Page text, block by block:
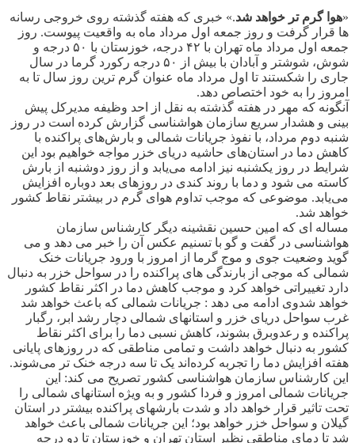
«هوا گرم تر خواهد شد.» خبری که هفته گذشته روی خروجی رسانه
ها قرار گرفت و روز جمعه اول مرداد ماه به واقعیت پیوست. روز
جمعه اول مرداد ماه تهران با ۴۲ درجه،
خوزستان با ۵۰ درجه و
شوش، شوشتر و آبادان با بیش از ۵۰ درجه رکورد گرما در سال
جاری را شکستند تا اول مرداد ماه عنوان گرم ترین روز سال تا به
امروز را به خود اختصاص دهد.
آنگونه که مهر در هفته گذشته به نقل از احد وظیفه مدیرکل پیش
بینی و هشدار سریع سازمان هواشناسی گزارش کرده است در روز
شنبه دوم مرداد، با نفوذ جریانات شمالی و بارش‌های پراکنده با
کاهش دما در استان‌های حاشیه دریای خزر مواجه خواهیم بود این
شرایط در روز یکشنبه نیز ادامه می‌یابد و از روز دوشنبه از بارش
کاسته می شود و دما با روند کندی در روزهای بعد دوباره افزایش
می‌یابد. موضوعی که موجب تداوم هوای گرم در بیشتر نقاط کشور
خواهد شد.
مساله ای که امین حسین نقشینه دیگر کارشناس سازمان
هواشناسی در گفت و گو با تسنیم عکس آن را خبر می دهد و می
گوید وضعیت جوی و موج گرما از امروز با ورود جریانات خنک
شمالی که موجی از بارندگی های پراکنده را در سواحل خزر به دنبال
دارد تغییراتی خواهد کرد و موجب کاهش دما در اکثر نقاط کشور
خواهد شدوی ادامه می دهد : جریانات شمالی که باعث خواهد شد
غرب سواحل دریای خزر و استانهای شمالی دچار رشد ابر، رگبار
پراکنده و رعدوبرق بشوند، کاهش نسبی دما را برای اکثر نقاط
کشور به دنبال خواهد داشت و تمامی مناطقی که در روزهای پایانی
هفته افزایش دما را تجربه کرده‌اند یک تا سه درجه خنک تر می‌شوند.
این کارشناس سازمان هواشناسی کشور تصریح می کند: این
جریانات شمالی امروز و فردا کشور و به ویژه استانهای شمالی را
تحت تاثیر قرار خواهد داد و شدت بارشهای پراکنده بیشتر در استان
گیلان و سواحل خزر خواهد بود؛ این جریانات شمالی باعث خواهد
شد تا دمای مناطقی نظیر استان تهران و خوزستان تا دو درجه